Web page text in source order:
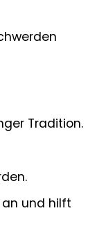
Tradition.
an und hilft